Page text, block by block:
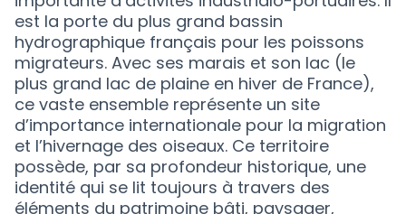
est la porte du plus grand bassin
hydrographique français pour les poissons
migrateurs. Avec ses marais et son lac (le
plus grand lac de plaine en hiver de France),
ce vaste ensemble représente un site
d’importance internationale pour la migration
et l’hivernage des oiseaux. Ce territoire
possède, par sa profondeur historique, une
identité qui se lit toujours à travers des
éléments du patrimoine bâti, paysager,